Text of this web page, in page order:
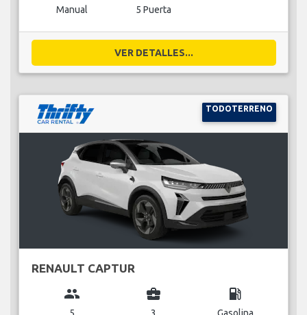
Manual 5 Puerta
VER DETALLES...
TODOTERRENO
RENAULT CAPTUR
group
5
business_center
3
local_gas_station
Gasolina